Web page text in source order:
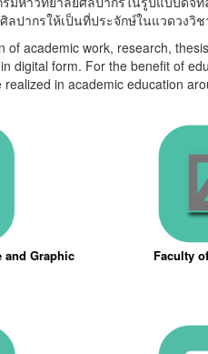
ปากรให้เป็นที่ประจักษ์ในแวดวงวิ
academic work, research,
digital form. For the benefit of
in academic education
and Graphic
Faculty